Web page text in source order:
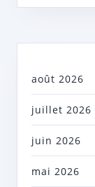
août 2026
juillet 2026
juin 2026
mai 2026